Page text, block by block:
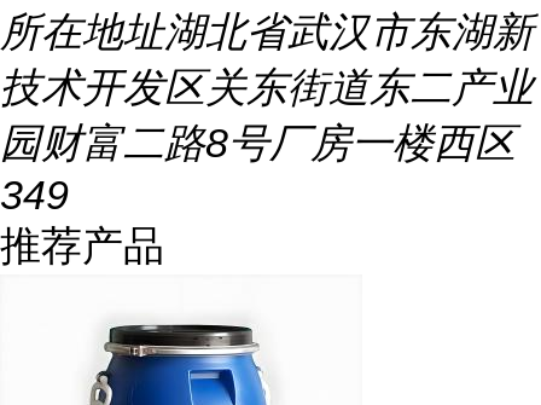
所在地址湖北省武汉市东湖新
技术开发区关东街道东二产业
园财富二路8号厂房一楼西区
349
推荐产品